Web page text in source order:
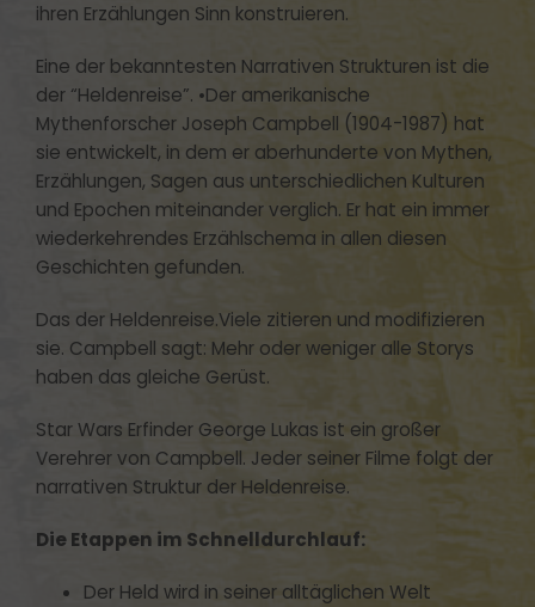
ihren Erzählungen Sinn konstruieren.
Eine der bekanntesten Narrativen Strukturen ist die
der “Heldenreise”. •Der amerikanische
Mythenforscher Joseph Campbell (1904-1987) hat
sie entwickelt, in dem er aberhunderte von Mythen,
Erzählungen, Sagen aus unterschiedlichen Kulturen
und Epochen miteinander verglich. Er hat ein immer
wiederkehrendes Erzählschema in allen diesen
Geschichten gefunden.
Das der Heldenreise.Viele zitieren und modifizieren
sie. Campbell sagt: Mehr oder weniger alle Storys
haben das gleiche Gerüst.
Star Wars Erfinder George Lukas ist ein großer
Verehrer von Campbell. Jeder seiner Filme folgt der
narrativen Struktur der Heldenreise.
Die Etappen im Schnelldurchlauf:
Der Held wird in seiner alltäglichen Welt